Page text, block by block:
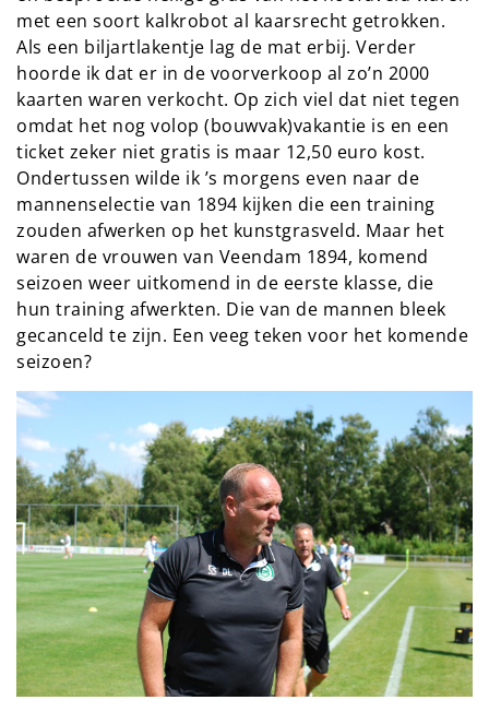
met een soort kalkrobot al kaarsrecht getrokken.
Als een biljartlakentje lag de mat erbij. Verder
hoorde ik dat er in de voorverkoop al zo’n 2000
kaarten waren verkocht. Op zich viel dat niet tegen
omdat het nog volop (bouwvak)vakantie is en een
ticket zeker niet gratis is maar 12,50 euro kost.
Ondertussen wilde ik ’s morgens even naar de
mannenselectie van 1894 kijken die een training
zouden afwerken op het kunstgrasveld. Maar het
waren de vrouwen van Veendam 1894, komend
seizoen weer uitkomend in de eerste klasse, die
hun training afwerkten. Die van de mannen bleek
gecanceld te zijn. Een veeg teken voor het komende
seizoen?